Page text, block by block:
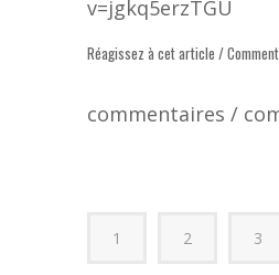
v=jgkq5erzTGU
Réagissez à cet article /
commentaires /
1 2 3